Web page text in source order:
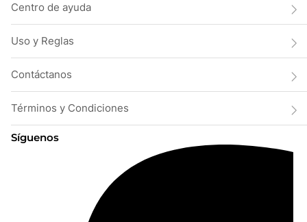
Centro de ayuda
Uso y Reglas
Contáctanos
Términos y Condiciones
Síguenos